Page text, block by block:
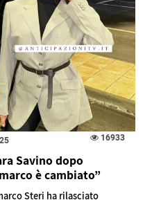
16933
Savino dopo
è cambiato”
Steri ha rilasciato